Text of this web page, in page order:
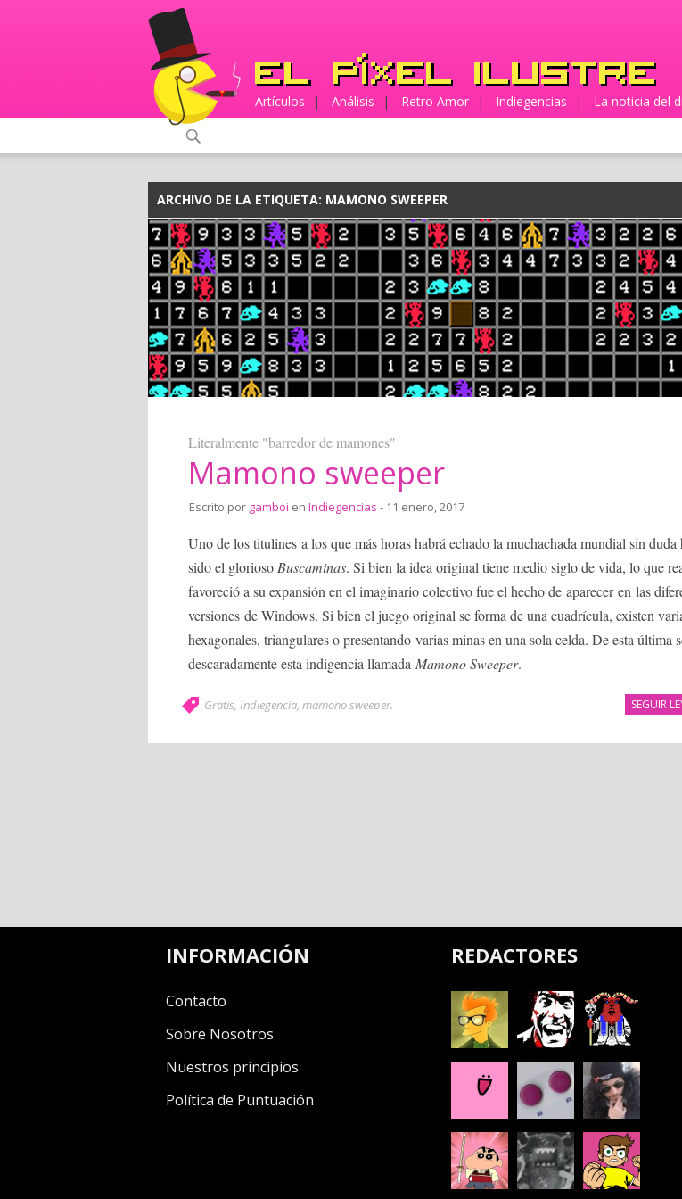
Artículos | Análisis | Retro Amor | Indiegencias | La noticia del
ARCHIVO DE LA ETIQUETA: MAMONO SWEEPER
Literalmente "barredor de mamones"
Mamono sweeper
Escrito por gamboi en Indiegencias - 11 enero, 2017
Uno de los titulines a los que más horas habrá echado la muchachada mundial sin duda
sido el glorioso Buscaminas. Si bien la idea original tiene medio siglo de vida, lo que
favoreció a su expansión en el imaginario colectivo fue el hecho de aparecer en las
versiones de Windows. Si bien el juego original se forma de una cuadrícula, existen
hexagonales, triangulares o presentando varias minas en una sola celda. De esta última
descaradamente esta indigencia llamada Mamono Sweeper.
SEGUIR
Gratis, Indiegencia, mamono sweeper.
INFORMACIÓN
Contacto
Sobre Nosotros
Nuestros principios
Política de Puntuación
REDACTORES